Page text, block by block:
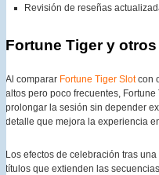
Revisión de reseñas
Fortune Tiger y
Al comparar Fortune Tiger Slotcon
altos pero poco frecuentes,
prolongar la sesión sin depender
detalle que mejora la experiencia
Los efectos de celebración tras
títulos que extienden las